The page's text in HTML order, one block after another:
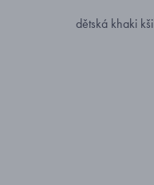
dětská khaki